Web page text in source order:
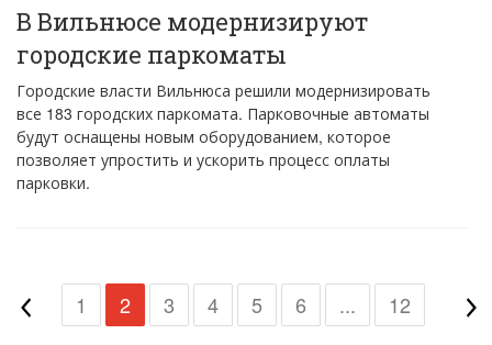
В Вильнюсе модернизируют
городские паркоматы
Городские власти Вильнюса решили модернизировать
все 183 городских паркомата. Парковочные автоматы
будут оснащены новым оборудованием, которое
позволяет упростить и ускорить процесс оплаты
парковки.
1 2 3 4 5 6 ... 12